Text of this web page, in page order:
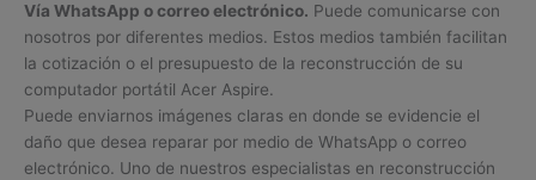
Vía WhatsApp o correo electrónico. Puede comunicarse con
nosotros por diferentes medios. Estos medios también facilitan
la cotización o el presupuesto de la reconstrucción de su
computador portátil Acer Aspire.
Puede enviarnos imágenes claras en donde se evidencie el
daño que desea reparar por medio de WhatsApp o correo
electrónico. Uno de nuestros especialistas en reconstrucción